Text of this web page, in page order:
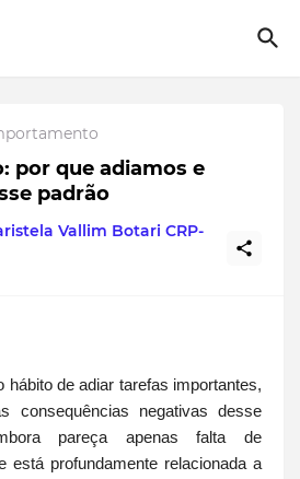
por que adiamos e
padrão
Vallim Botari CRP-
hábito de adiar tarefas importantes,
consequências negativas desse
pareça apenas falta de
está profundamente relacionada a